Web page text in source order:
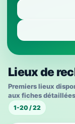
Lieux de
Premiers lieux
aux fiches
1-20 / 22